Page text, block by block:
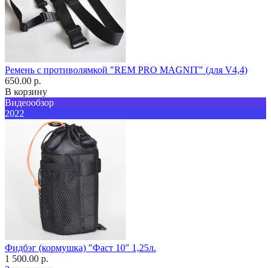
Ремень с противолямкой "REM PRO MAGNIT" (для V4,4)
650.00 р.
В корзину
Видеообзор
2022
Фидбэг (кормушка) "Фаст 10" 1,25л.
1 500.00 р.